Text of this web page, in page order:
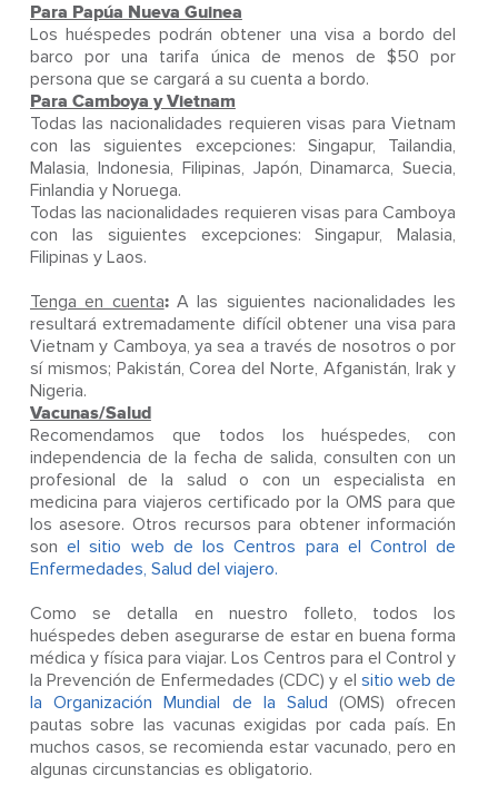
Para Papúa Nueva Guinea
Los huéspedes podrán obtener una visa a bordo del
barco por una tarifa única de menos de $50 por
persona que se cargará a su cuenta a bordo.
Para Camboya y Vietnam
Todas las nacionalidades requieren visas para Vietnam
con las siguientes excepciones: Singapur, Tailandia,
Malasia, Indonesia, Filipinas, Japón, Dinamarca, Suecia,
Finlandia y Noruega.
Todas las nacionalidades requieren visas para Camboya
con las siguientes excepciones: Singapur, Malasia,
Filipinas y Laos.
Tenga en cuenta:A las siguientes nacionalidades les
resultará extremadamente difícil obtener una visa para
Vietnam y Camboya, ya sea a través de nosotros o por
sí mismos; Pakistán, Corea del Norte, Afganistán, Irak y
Nigeria.
Vacunas/Salud
Recomendamos que todos los huéspedes, con
independencia de la fecha de salida, consulten con un
profesional de la salud o con un especialista en
medicina para viajeros certificado por la OMS para que
los asesore. Otros recursos para obtener información
sonel sitio web de los Centros para el Control de
Enfermedades, Salud del viajero.
Como se detalla en nuestro folleto, todos los
huéspedes deben asegurarse de estar en buena forma
médica y física para viajar. Los Centros para el Control y
la Prevención de Enfermedades (CDC) y el sitio web de
la Organización Mundial de la Salud (OMS) ofrecen
pautas sobre las vacunas exigidas por cada país. En
muchos casos, se recomienda estar vacunado, pero en
algunas circunstancias es obligatorio.